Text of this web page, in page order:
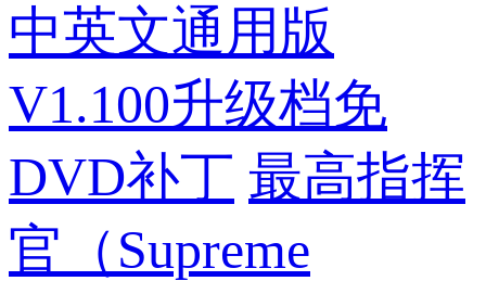
中英文通用版
V1.100升级档免
DVD补丁 最高指挥
官（Supreme